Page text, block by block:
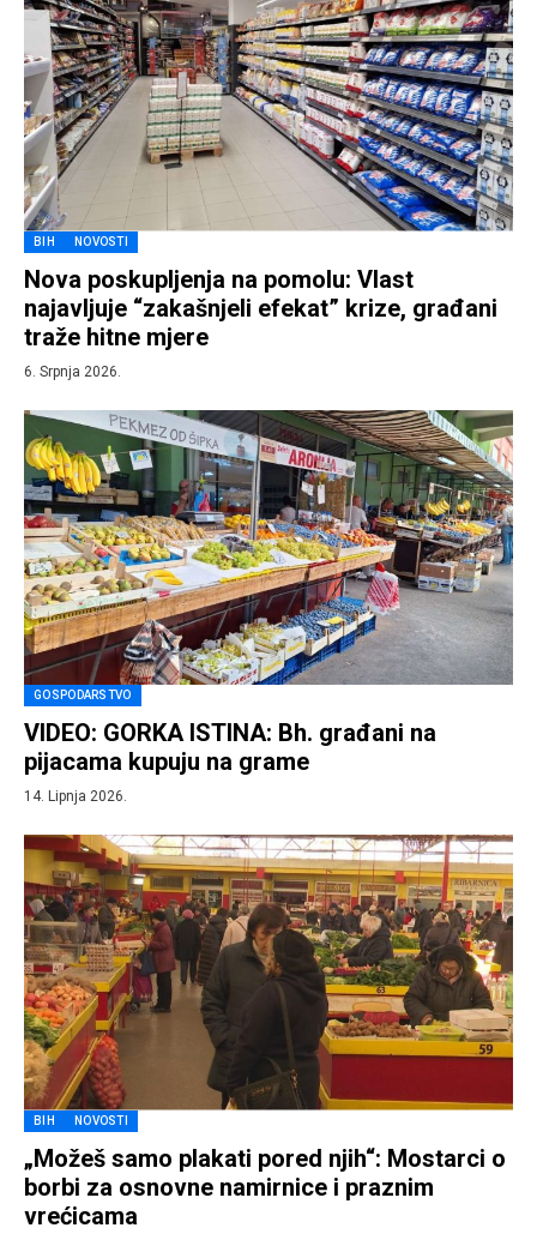
BIH NOVOSTI
Nova poskupljenja na pomolu: Vlast
najavljuje “zakašnjeli efekat” krize, građani
traže hitne mjere
6. Srpnja 2026.
GOSPODARSTVO
VIDEO: GORKA ISTINA: Bh. građani na
pijacama kupuju na grame
14. Lipnja 2026.
BIH NOVOSTI
„Možeš samo plakati pored njih“: Mostarci o
borbi za osnovne namirnice i praznim
vrećicama